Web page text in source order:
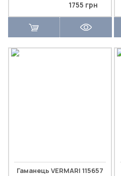
1755 грн
Гаманець VERMARI 115657